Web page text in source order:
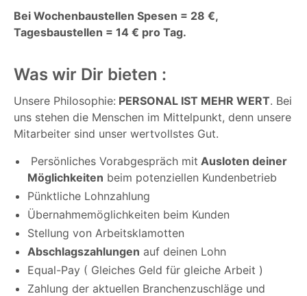
Bei Wochenbaustellen Spesen = 28 €,
Tagesbaustellen = 14 € pro Tag.
Was wir Dir bieten :
Unsere Philosophie: PERSONAL IST MEHR WERT. Bei
uns stehen die Menschen im Mittelpunkt, denn unsere
Mitarbeiter sind unser wertvollstes Gut.
Persönliches Vorabgespräch mit Ausloten deiner
Möglichkeiten beim potenziellen Kundenbetrieb
Pünktliche Lohnzahlung
Übernahmemöglichkeiten beim Kunden
Stellung von Arbeitsklamotten
Abschlagszahlungen auf deinen Lohn
Equal-Pay ( Gleiches Geld für gleiche Arbeit )
Zahlung der aktuellen Branchenzuschläge und